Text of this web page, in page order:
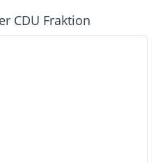
CDU Fraktion